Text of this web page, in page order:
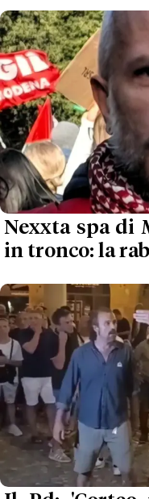
Nexxta spa di
in tronco: la